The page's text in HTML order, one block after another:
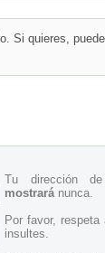
Si quieres,
Tu dirección
mostraránunca.
Por favor,
insultes.